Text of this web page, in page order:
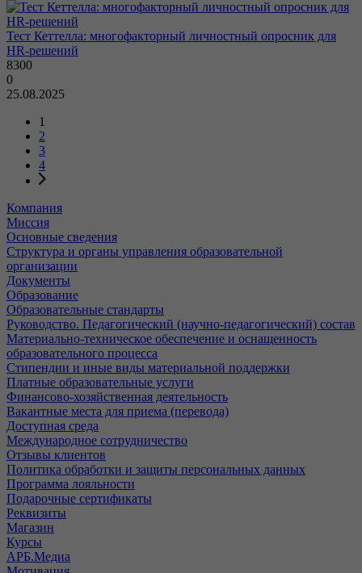
Тест Кеттелла: многофакторный личностный опросник для
HR-решений
8300
0
25.08.2025
1
2
3
4
Компания
Миссия
Основные сведения
Структура и органы управления образовательной
организации
Документы
Образование
Образовательные стандарты
Руководство. Педагогический (научно-педагогический) состав
Материально-техническое обеспечение и оснащенность
образовательного процесса
Стипендии и иные виды материальной поддержки
Платные образовательные услуги
Финансово-хозяйственная деятельность
Вакантные места для приема (перевода)
Доступная среда
Международное сотрудничество
Отзывы клиентов
Политика обработки и защиты персональных данных
Программа лояльности
Подарочные сертификаты
Реквизиты
Магазин
Курсы
АРБ.Медиа